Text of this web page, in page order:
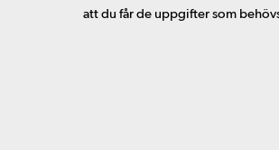
att du får de uppgifter som